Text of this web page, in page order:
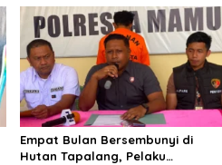
Empat Bulan Bersembunyi di
Hutan Tapalang, Pelaku